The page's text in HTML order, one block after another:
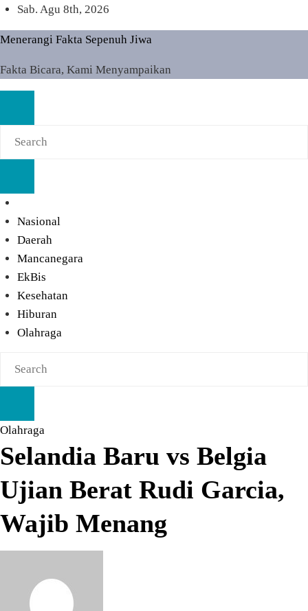
Skip
to
content
Sab. Agu 8th, 2026
Menerangi Fakta Sepenuh Jiwa
Fakta Bicara, Kami Menyampaikan
Nasional
Daerah
Mancanegara
EkBis
Kesehatan
Hiburan
Olahraga
Olahraga
Selandia Baru vs Belgia
Ujian Berat Rudi Garcia,
Wajib Menang